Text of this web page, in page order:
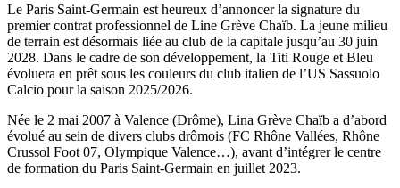
Le Paris Saint-Germain est heureux d’annoncer la signature du
premier contrat professionnel de Line Grève Chaïb. La jeune milieu
de terrain est désormais liée au club de la capitale jusqu’au 30 juin
2028. Dans le cadre de son développement, la Titi Rouge et Bleu
évoluera en prêt sous les couleurs du club italien de l’US Sassuolo
Calcio pour la saison 2025/2026.
Née le 2 mai 2007 à Valence (Drôme), Lina Grève Chaïb a d’abord
évolué au sein de divers clubs drômois (FC Rhône Vallées, Rhône
Crussol Foot 07, Olympique Valence…), avant d’intégrer le centre
de formation du Paris Saint‑Germain en juillet 2023.